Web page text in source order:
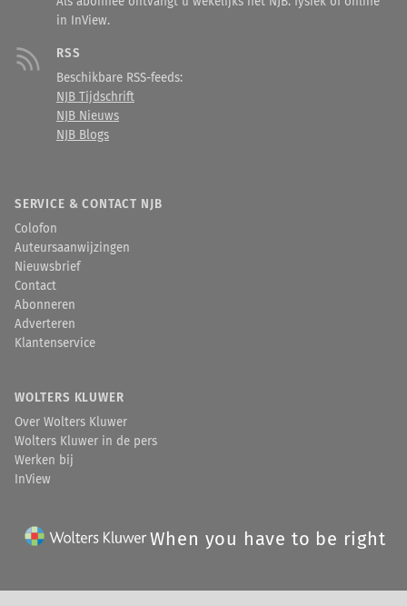
in InView.
RSS
Beschikbare RSS-feeds:
NJB Tijdschrift
NJB Nieuws
NJB Blogs
SERVICE & CONTACT NJB
Colofon
Auteursaanwijzingen
Nieuwsbrief
Contact
Abonneren
Adverteren
Klantenservice
WOLTERS KLUWER
Over Wolters Kluwer
Wolters Kluwer in de pers
Werken bij
InView
When you have to be right